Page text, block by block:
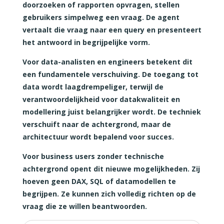
doorzoeken of rapporten opvragen, stellen
gebruikers simpelweg een vraag. De agent
vertaalt die vraag naar een query en presenteert
het antwoord in begrijpelijke vorm.
Voor data-analisten en engineers betekent dit
een fundamentele verschuiving. De toegang tot
data wordt laagdrempeliger, terwijl de
verantwoordelijkheid voor datakwaliteit en
modellering juist belangrijker wordt. De techniek
verschuift naar de achtergrond, maar de
architectuur wordt bepalend voor succes.
Voor business users zonder technische
achtergrond opent dit nieuwe mogelijkheden. Zij
hoeven geen DAX, SQL of datamodellen te
begrijpen. Ze kunnen zich volledig richten op de
vraag die ze willen beantwoorden.